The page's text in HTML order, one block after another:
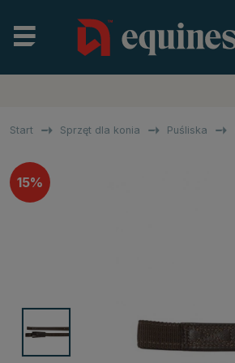
Start Sprzęt dla konia Puśliska
15%